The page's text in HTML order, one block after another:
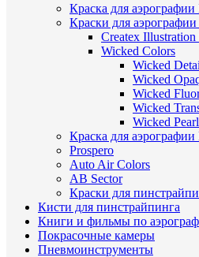
Краска для
Краски для аэрографии
Createx Illustration
Wicked Colors
Wicked
Wicked
Wicked
Wicked
Wicked
Краска для
Prospero
Auto Air Colors
AB Sector
Краски для
Кисти для пинстрайпинга
Книги и фильмы по
Покрасочные камеры
Пневмоинструменты